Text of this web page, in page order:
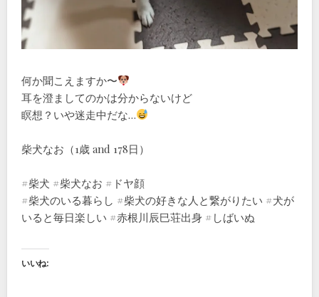
何か聞こえますか〜
耳を澄ましてのかは分からないけど
瞑想？いや迷走中だな…
柴犬なお（1歳 and 178日）
#柴犬 #柴犬なお #ドヤ顔
#柴犬のいる暮らし #柴犬の好きな人と繋がりたい #犬が
いると毎日楽しい #赤根川辰巳荘出身 #しばいぬ
いいね: